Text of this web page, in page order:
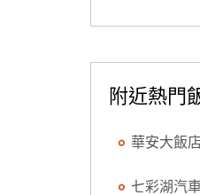
附近熱門
華安大飯店
七彩湖汽